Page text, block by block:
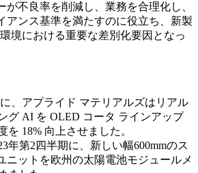
が不良率を削減し、業務を合理化し、
アンス基準を満たすのに役立ち、新製
境における重要な差別化要因となっ
、アプライド マテリアルズはリアル
グ AI を OLED コータ ラインアップ
を 18% 向上させました。
年第2四半期に、新しい幅600mmのス
ニットを欧州の太陽電池モジュールメ